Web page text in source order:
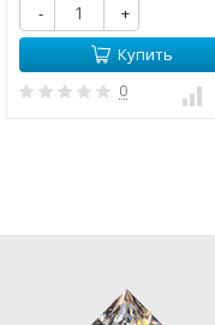
-
+
Купить
0